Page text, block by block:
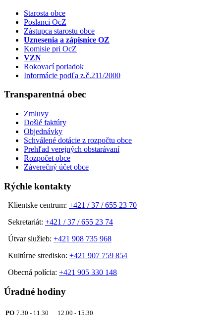
Starosta obce
Poslanci OcZ
Zástupca starostu obce
Uznesenia a zápisnice OZ
Komisie pri OcZ
VZN
Rokovací poriadok
Informácie podľa z.č.211/2000
Transparentná obec
Zmluvy
Došlé faktúry
Objednávky
Schválené dotácie z rozpočtu obce
Prehľad verejných obstarávaní
Rozpočet obce
Záverečný účet obce
Rýchle kontakty
Klientske centrum: +421 / 37 / 655 23 70
Sekretariát: +421 / 37 / 655 23 74
Útvar služieb: +421 908 735 968
Kultúrne stredisko: +421 907 759 854
Obecná polícia: +421 905 330 148
Úradné hodiny
PO 7.30 - 11.30 12.00 - 15.30